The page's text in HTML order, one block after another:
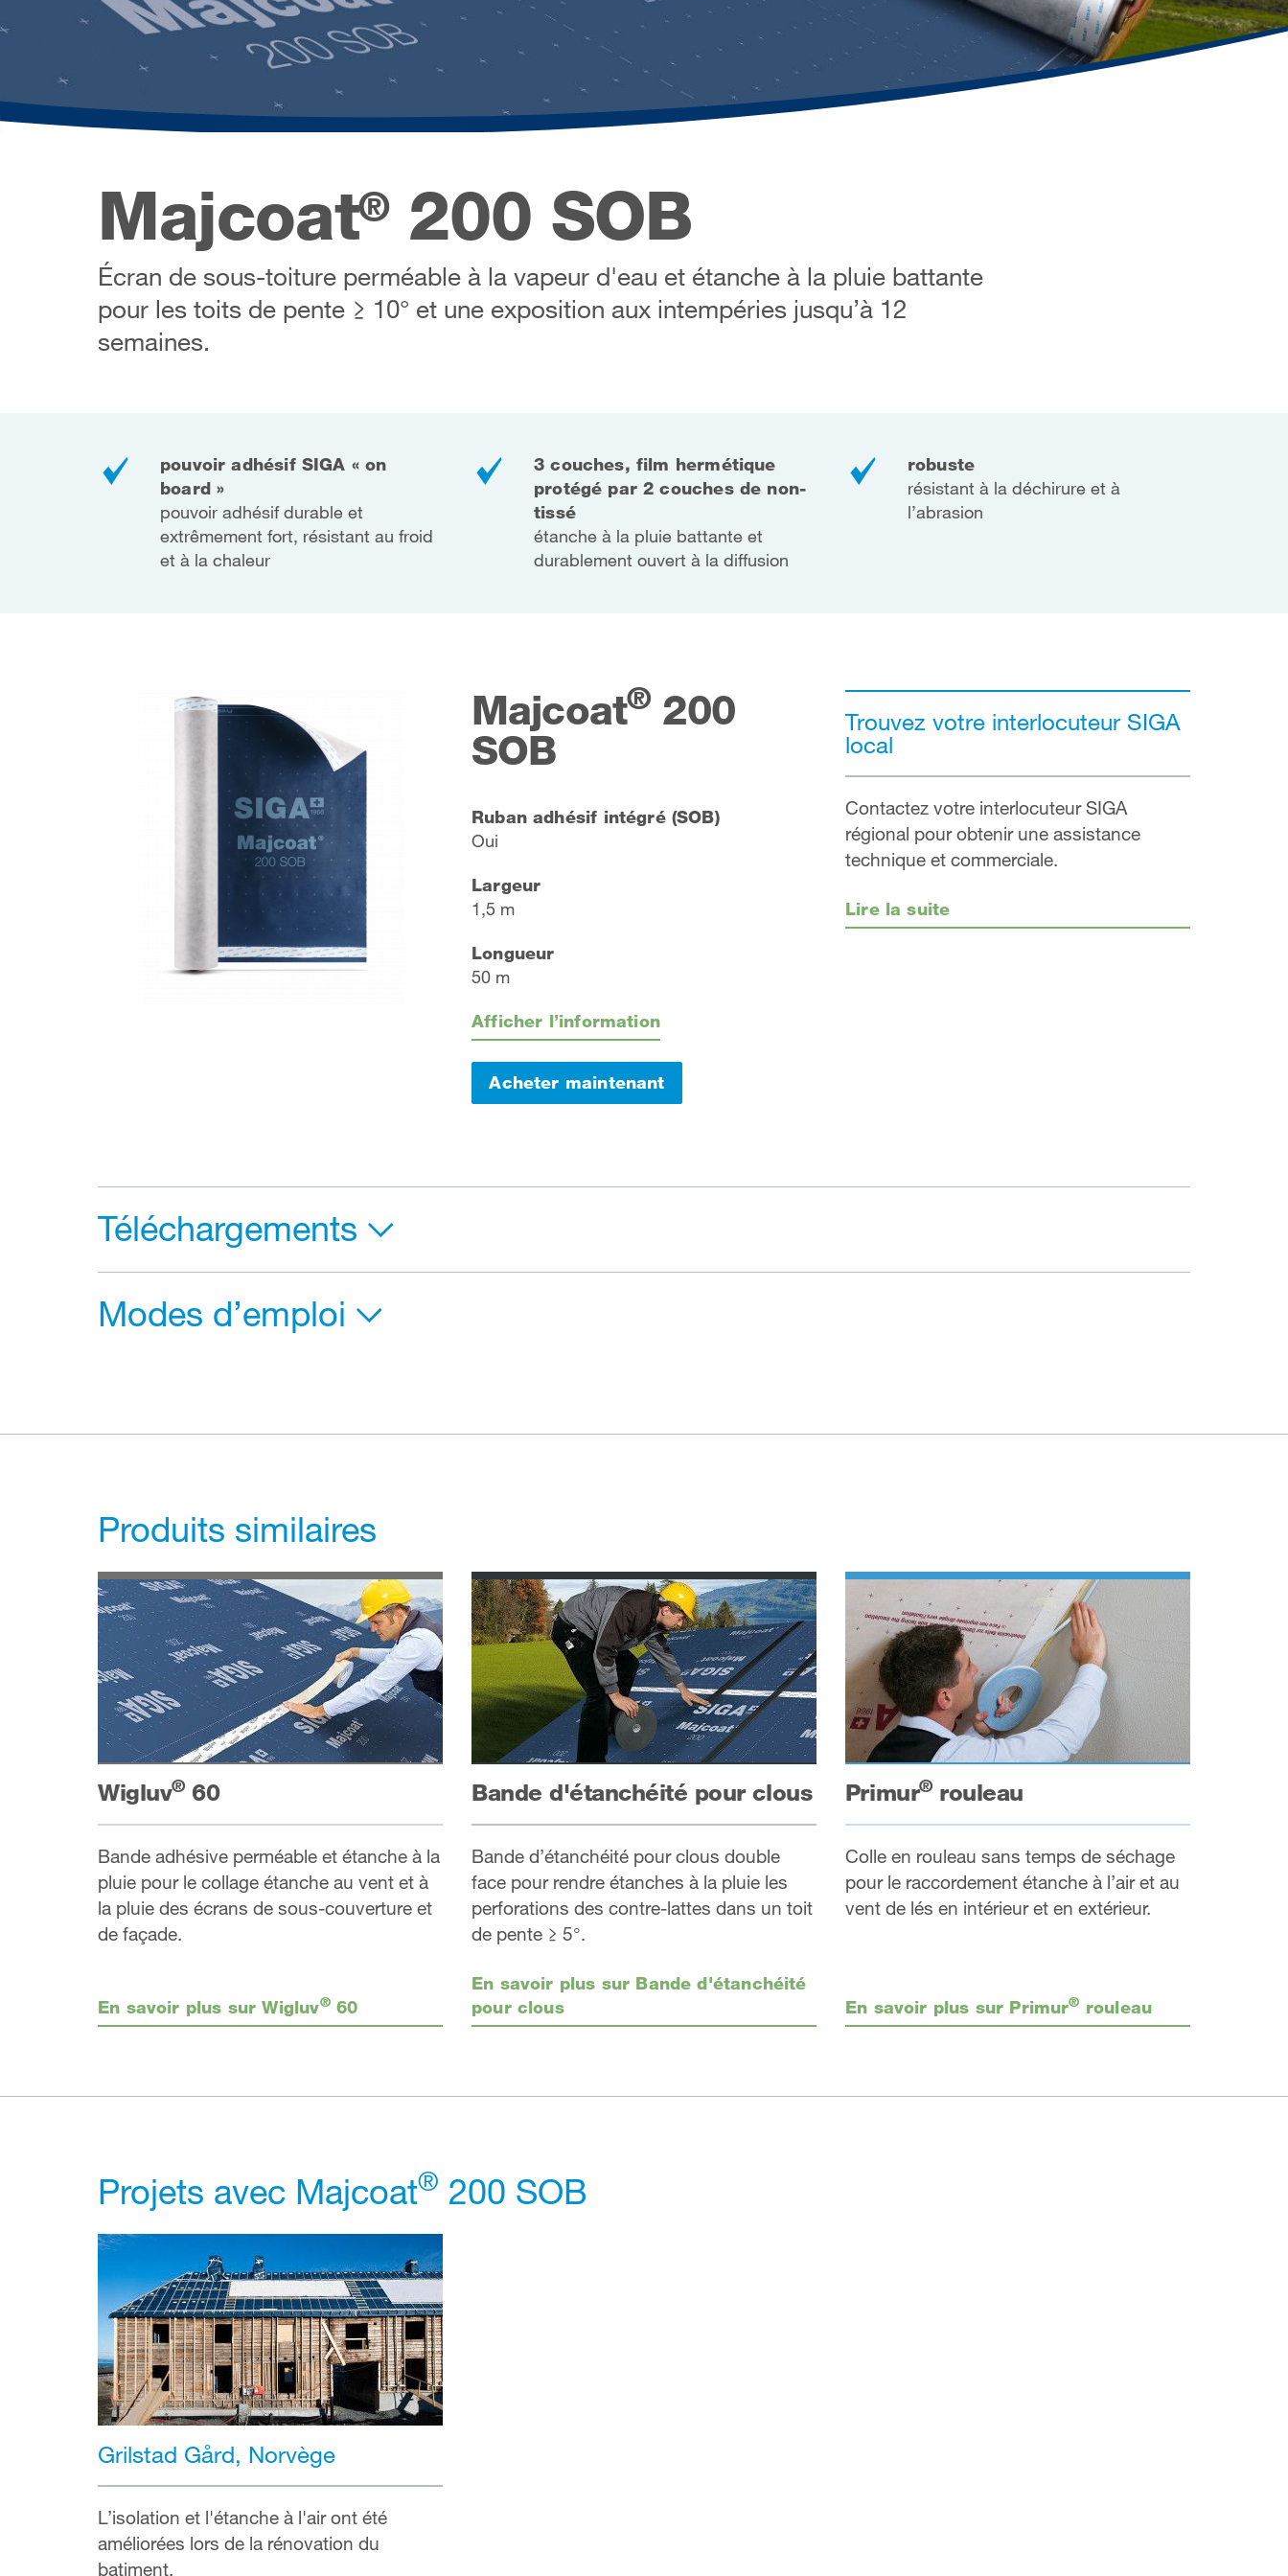
Majcoat®200 SOB
Écran de sous-toiture perméable à la vapeur d'eau et étanche à la pluie battante
pour les toits de pente ≥ 10° et une exposition aux intempéries jusqu’à 12
semaines.
pouvoir adhésif SIGA « on
board »
pouvoir adhésif durable et
extrêmement fort, résistant au froid
et à la chaleur
3 couches, film hermétique
protégé par 2 couches de non-
tissé
étanche à la pluie battante et
durablement ouvert à la diffusion
robuste
résistant à la déchirure et à
l’abrasion
Majcoat® 200
SOB
Ruban adhésif intégré (SOB)
Oui
Largeur
1,5 m
Longueur
50 m
Afficher l’information
Acheter maintenant
Trouvez votre interlocuteur SIGA
local
Contactez votre interlocuteur SIGA
régional pour obtenir une assistance
technique et commerciale.
Lire la suite
Téléchargements
Modes d’emploi
Produits similaires
Wigluv®60
Bande adhésive perméable et étanche à la
pluie pour le collage étanche au vent et à
la pluie des écrans de sous-couverture et
de façade.
En savoir plus sur Wigluv®60
Bande d'étanchéité pour clous
Bande d’étanchéité pour clous double
face pour rendre étanches à la pluie les
perforations des contre-lattes dans un toit
de pente ≥ 5°.
En savoir plus sur Bande d'étanchéité
pour clous
Primur®rouleau
Colle en rouleau sans temps de séchage
pour le raccordement étanche à l’air et au
vent de lés en intérieur et en extérieur.
En savoir plus sur Primur® rouleau
Projets avec Majcoat® 200 SOB
Grilstad Gård, Norvège
L’isolation et l'étanche à l'air ont été
améliorées lors de la rénovation du
batiment.